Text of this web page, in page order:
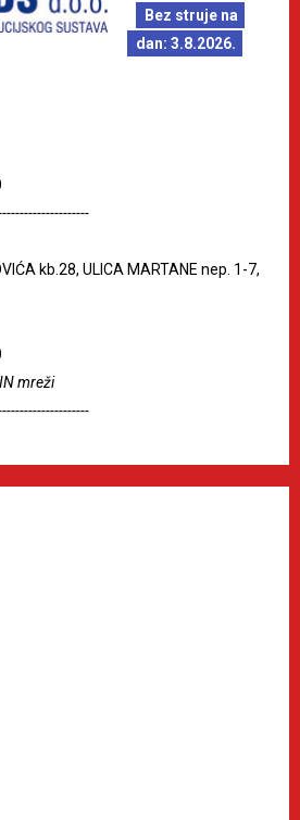
Bez struje na
dan: 3.8.2026.
kb.28, ULICA MARTANE nep. 1-7,
mreži